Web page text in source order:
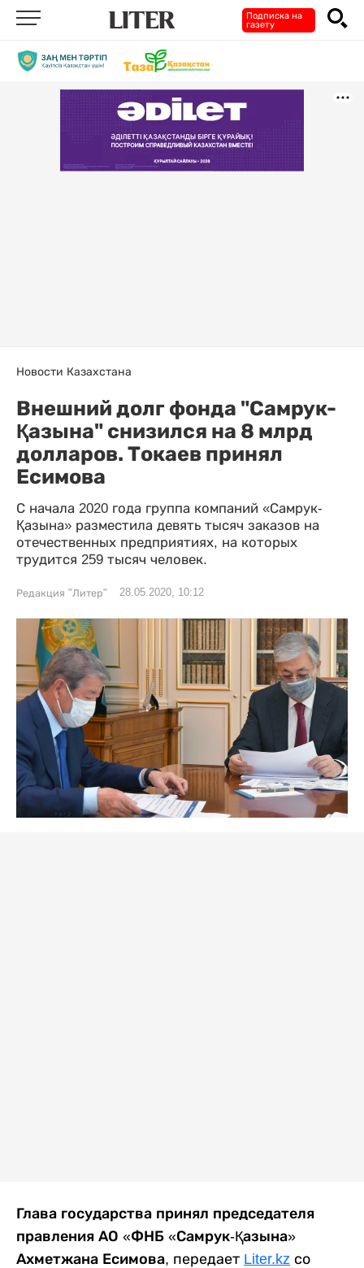
Подписка на
газету
Новости Казахстана
Внешний долг фонда "Самрук-
Қазына" снизился на 8 млрд
долларов. Токаев принял
Есимова
С начала 2020 года группа компаний «Самрук-
Қазына» разместила девять тысяч заказов на
отечественных предприятиях, на которых
трудится 259 тысяч человек.
Редакция "Литер" 28.05.2020, 10:12
Глава государства принял председателя
правления АО «ФНБ «Самрук-Қазына»
Ахметжана Есимова, передает Liter.kz со